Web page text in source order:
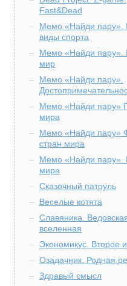
Fast&Dead
Мемо «Найди пару».
виды спорта
Мемо «Найди пару».
мир
Мемо «Найди пару».
Мемо «Найди пару»
мира
Мемо «Найди пару»
стран мира
Мемо «Найди пару».
мира
Сказочный патруль
Веселые котята
Славяника.
вселенная
Экономикус. Второе
Озадачник. Родная
Здравый смысл